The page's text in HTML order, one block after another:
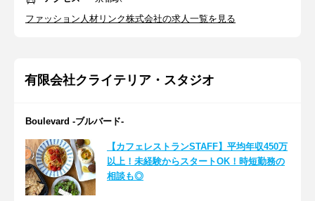
ファッション人材リンク株式会社の求人一覧を見る
有限会社クライテリア・スタジオ
Boulevard -ブルバード-
【カフェレストランSTAFF】平均年収450万
以上！未経験からスタートOK！時短勤務の
相談も◎